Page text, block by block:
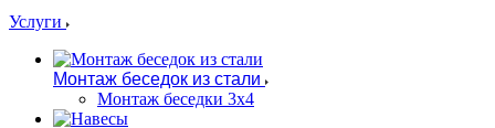
Услуги
Монтаж беседок из стали
Монтаж беседки 3х4